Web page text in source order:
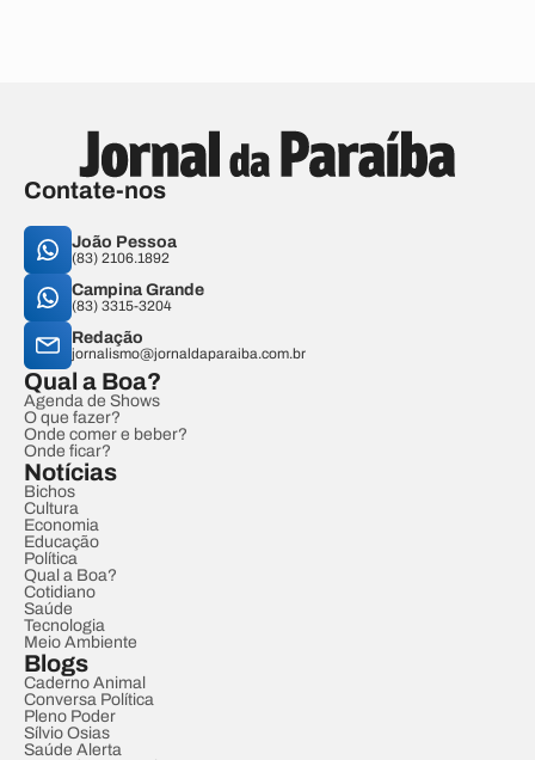
Contate-nos
João Pessoa
(83) 2106.1892
Campina Grande
(83) 3315-3204
Redação
jornalismo@jornaldaparaiba.com.br
Qual a Boa?
Agenda de Shows
O que fazer?
Onde comer e beber?
Onde ficar?
Notícias
Bichos
Cultura
Economia
Educação
Política
Qual a Boa?
Cotidiano
Saúde
Tecnologia
Meio Ambiente
Blogs
Caderno Animal
Conversa Política
Pleno Poder
Sílvio Osias
Saúde Alerta